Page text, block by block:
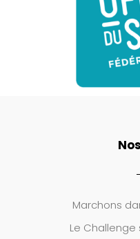
Marchons
Le